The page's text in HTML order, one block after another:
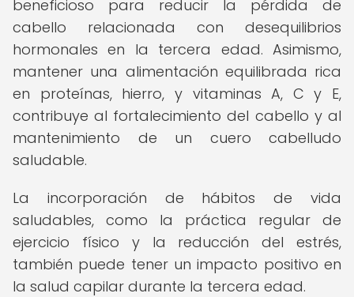
beneficioso para reducir la pérdida de
cabello relacionada con desequilibrios
hormonales en la tercera edad. Asimismo,
mantener una alimentación equilibrada rica
en proteínas, hierro, y vitaminas A, C y E,
contribuye al fortalecimiento del cabello y al
mantenimiento de un cuero cabelludo
saludable.
La incorporación de hábitos de vida
saludables, como la práctica regular de
ejercicio físico y la reducción del estrés,
también puede tener un impacto positivo en
la salud capilar durante la tercera edad.